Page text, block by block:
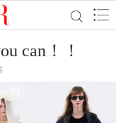
can！！